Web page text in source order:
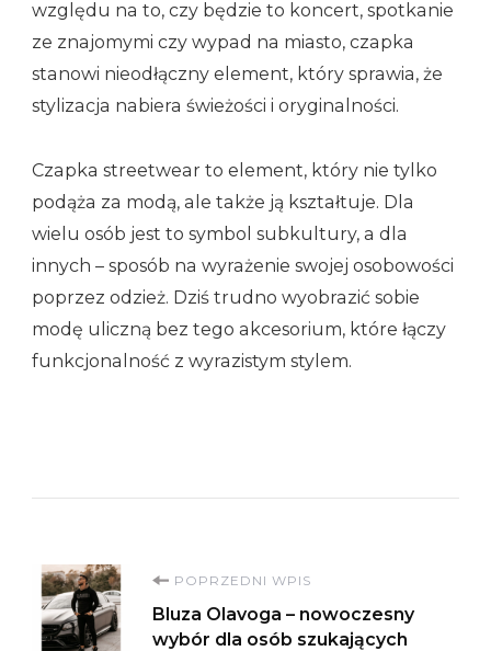
względu na to, czy będzie to koncert, spotkanie
ze znajomymi czy wypad na miasto, czapka
stanowi nieodłączny element, który sprawia, że
stylizacja nabiera świeżości i oryginalności.
Czapka streetwear to element, który nie tylko
podąża za modą, ale także ją kształtuje. Dla
wielu osób jest to symbol subkultury, a dla
innych – sposób na wyrażenie swojej osobowości
poprzez odzież. Dziś trudno wyobrazić sobie
modę uliczną bez tego akcesorium, które łączy
funkcjonalność z wyrazistym stylem.
Nawigacja
POPRZEDNI WPIS
Bluza Olavoga – nowoczesny
wybór dla osób szukających